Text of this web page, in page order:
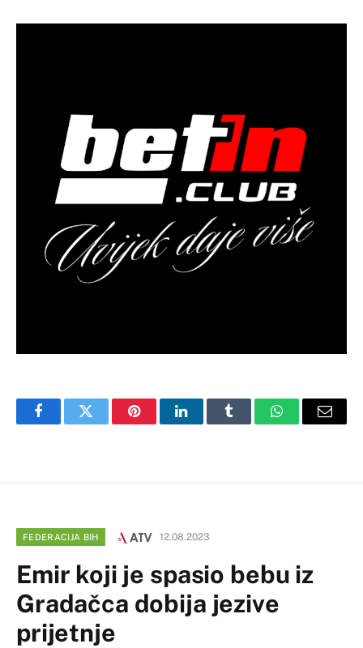
FacebookTwitter PinterestLinkedInTumblr WhatsAppEmail
FEDERACIJA BIH 12.08.2023
Emir koji je spasio bebu iz
Gradačca dobija jezive
prijetnje